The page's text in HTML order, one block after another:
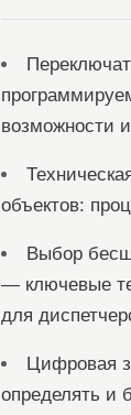
возможности
объектов:
Выбор
— ключевые
для
Цифровая
определять и